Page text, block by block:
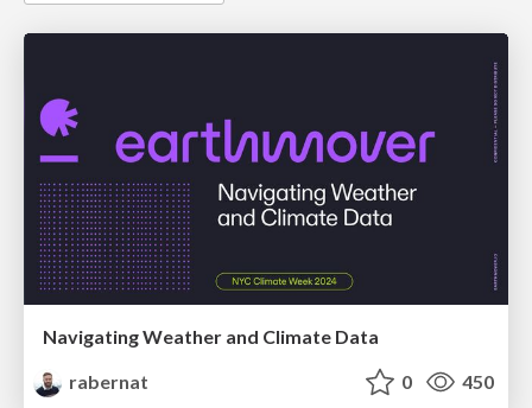
Navigating Weather and Climate Data
rabernat
0 450